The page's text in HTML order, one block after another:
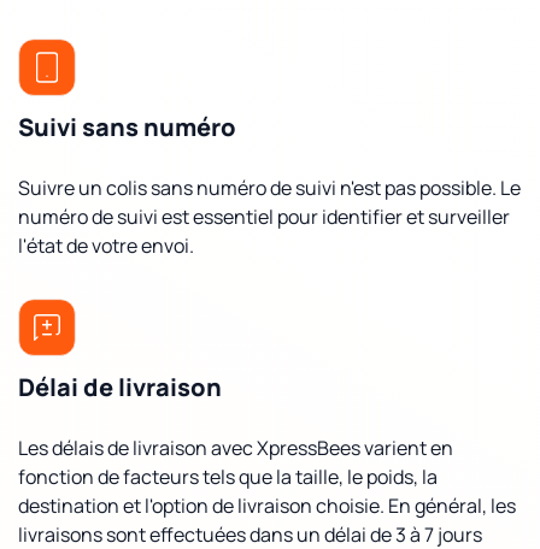
Suivi sans numéro
Suivre un colis sans numéro de suivi n'est pas possible. Le
numéro de suivi est essentiel pour identifier et surveiller
l'état de votre envoi.
Délai de livraison
Les délais de livraison avec XpressBees varient en
fonction de facteurs tels que la taille, le poids, la
destination et l'option de livraison choisie. En général, les
livraisons sont effectuées dans un délai de 3 à 7 jours